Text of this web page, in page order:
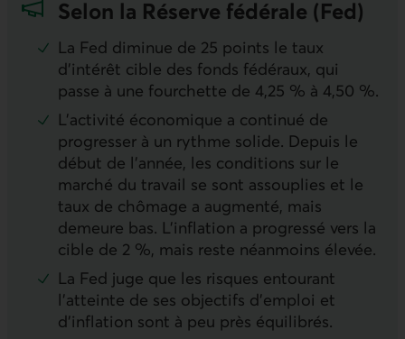
Selon la Réserve fédérale (Fed)
La Fed diminue de 25 points le taux
d’intérêt cible des fonds fédéraux, qui
passe à une fourchette de 4,25 % à 4,50 %.
L'activité économique a continué de
progresser à un rythme solide. Depuis le
début de l’année, les conditions sur le
marché du travail se sont assouplies et le
taux de chômage a augmenté, mais
demeure bas. L'inflation a progressé vers la
cible de 2 %, mais reste néanmoins élevée.
La Fed juge que les risques entourant
l’atteinte de ses objectifs d’emploi et
d’inflation sont à peu près équilibrés.